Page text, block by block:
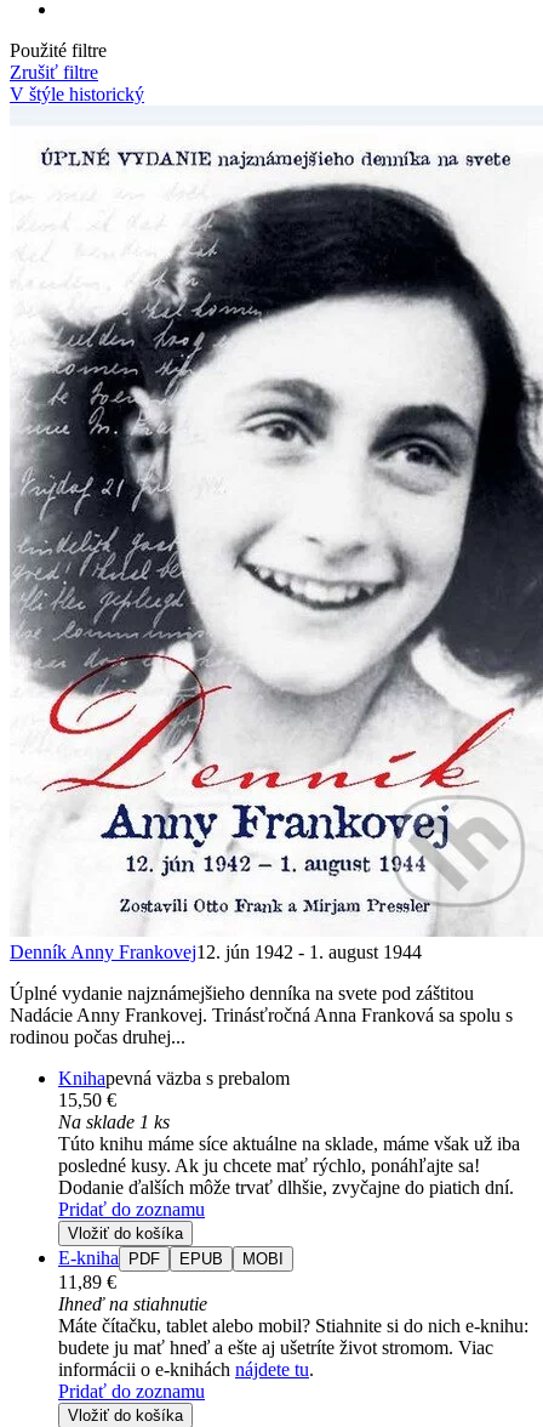
Použité filtre
Zrušiť filtre
V štýle historický
Denník Anny Frankovej12. jún 1942 - 1. august 1944
Úplné vydanie najznámejšieho denníka na svete pod záštitou
Nadácie Anny Frankovej. Trinásťročná Anna Franková sa spolu s
rodinou počas druhej...
Knihapevná väzba s prebalom
15,50 €
Na sklade 1 ks
Túto knihu máme síce aktuálne na sklade, máme však už iba
posledné kusy. Ak ju chcete mať rýchlo, ponáhľajte sa!
Dodanie ďalších môže trvať dlhšie, zvyčajne do piatich dní.
Pridať do zoznamu
Vložiť do košíka
E-kniha PDF EPUB MOBI
11,89 €
Ihneď na stiahnutie
Máte čítačku, tablet alebo mobil? Stiahnite si do nich e-knihu:
budete ju mať hneď a ešte aj ušetríte život stromom. Viac
informácii o e-knihách nájdete tu.
Pridať do zoznamu
Vložiť do košíka